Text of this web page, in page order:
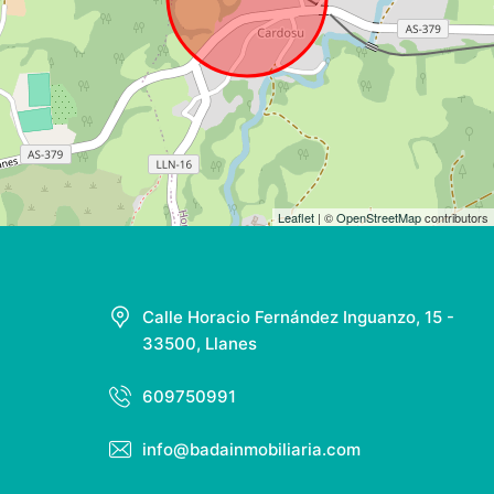
Leaflet | ©OpenStreetMapcontributors
Calle Horacio Fernández Inguanzo, 15 -
33500, Llanes
609750991
info@badainmobiliaria.com